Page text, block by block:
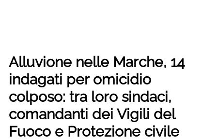
Alluvione nelle Marche, 14
indagati per omicidio
colposo: tra loro sindaci,
comandanti dei Vigili del
Fuoco e Protezione civile